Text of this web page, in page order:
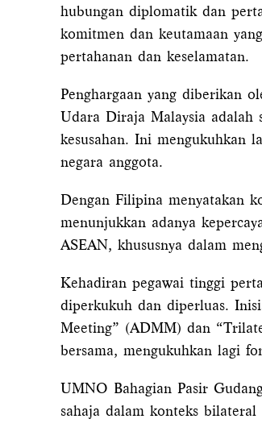
hubungan diplomatik dan
komitmen dan keutamaan
pertahanan dan keselamatan.
Penghargaan yang diberikan
Udara Diraja Malaysia adalah
kesusahan. Ini mengukuhkan
negara anggota.
Dengan Filipina menyatakan
menunjukkan adanya
ASEAN, khususnya dalam
Kehadiran pegawai tinggi
diperkukuh dan diperluas.
Meeting” (ADMM) dan
bersama, mengukuhkan lagi
UMNO Bahagian Pasir
sahaja dalam konteks